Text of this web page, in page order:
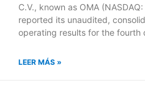
C.V., known as OMA
reported its unaudited,
operating results for the fourth
LEER MÁS »